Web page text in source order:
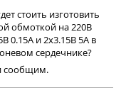
стоить изготовить
обмоткой на 220В
0.15А и 2х3.15В 5А в
сердечнике?
сообщим.